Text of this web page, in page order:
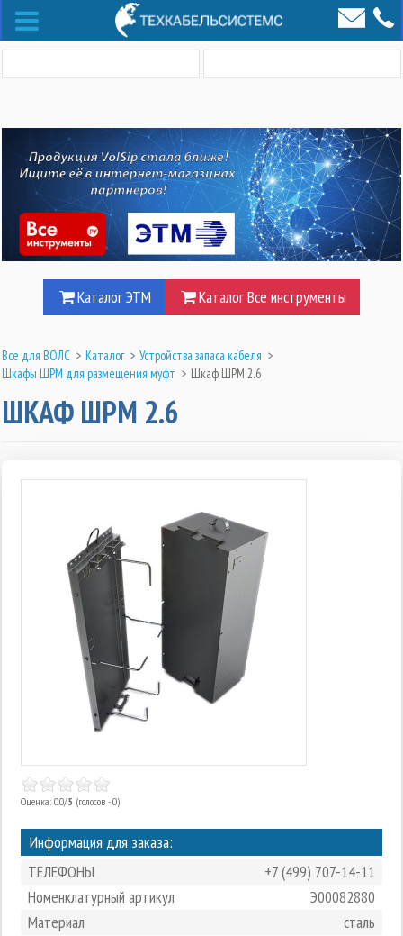
Каталог ЭТМ Каталог Все инструменты
Все для ВОЛС > Каталог > Устройства запаса кабеля >
Шкафы ШРМ для размещения муфт > Шкаф ШРМ 2.6
ШКАФ ШРМ 2.6
Оценка: 0.0/5 (голосов - 0)
Информация для заказа:
ТЕЛЕФОНЫ
+7 (499) 707-14-11
Номенклатурный артикул
Э00082880
Материал
сталь